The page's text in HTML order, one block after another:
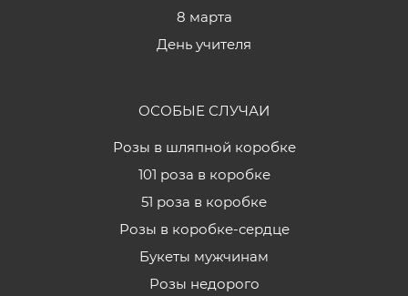
8 марта
День учителя
ОСОБЫЕ СЛУЧАИ
Розы в шляпной коробке
101 роза в коробке
51 роза в коробке
Розы в коробке-сердце
Букеты мужчинам
Розы недорого